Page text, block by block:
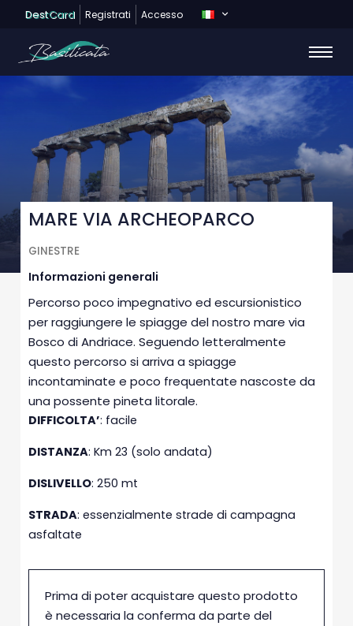
DestCard Registrati Accesso
MARE VIA ARCHEOPARCO
GINESTRE
Informazioni generali
Percorso poco impegnativo ed escursionistico
per raggiungere le spiagge del nostro mare via
Bosco di Andriace. Seguendo letteralmente
questo percorso si arriva a spiagge
incontaminate e poco frequentate nascoste da
una possente pineta litorale.
DIFFICOLTA’: facile
DISTANZA: Km 23 (solo andata)
DISLIVELLO: 250 mt
STRADA: essenzialmente strade di campagna
asfaltate
Prima di poter acquistare questo prodotto
è necessaria la conferma da parte del